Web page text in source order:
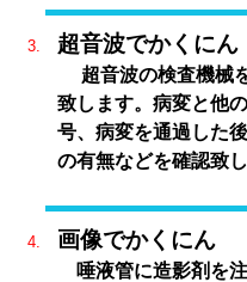
超音波でかくにん
超音波の検査機械
致します。病変と他
号、病変を通過した
の有無などを確認致し
画像でかくにん
唾液管に造影剤を